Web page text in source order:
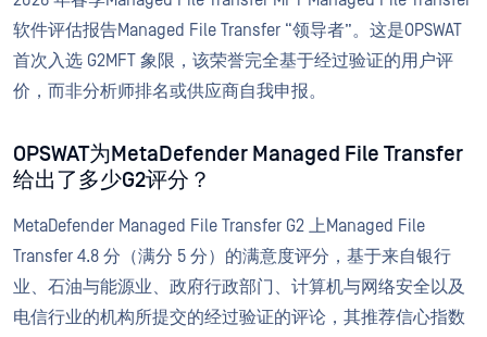
软件评估报告Managed File Transfer “领导者”。这是OPSWAT
首次入选 G2MFT 象限，该荣誉完全基于经过验证的用户评
价，而非分析师排名或供应商自我申报。
OPSWAT为MetaDefender Managed File Transfer
给出了多少G2评分？
MetaDefender Managed File Transfer G2 上Managed File
Transfer 4.8 分（满分 5 分）的满意度评分，基于来自银行
业、石油与能源业、政府行政部门、计算机与网络安全以及
电信行业的机构所提交的经过验证的评论，其推荐信心指数